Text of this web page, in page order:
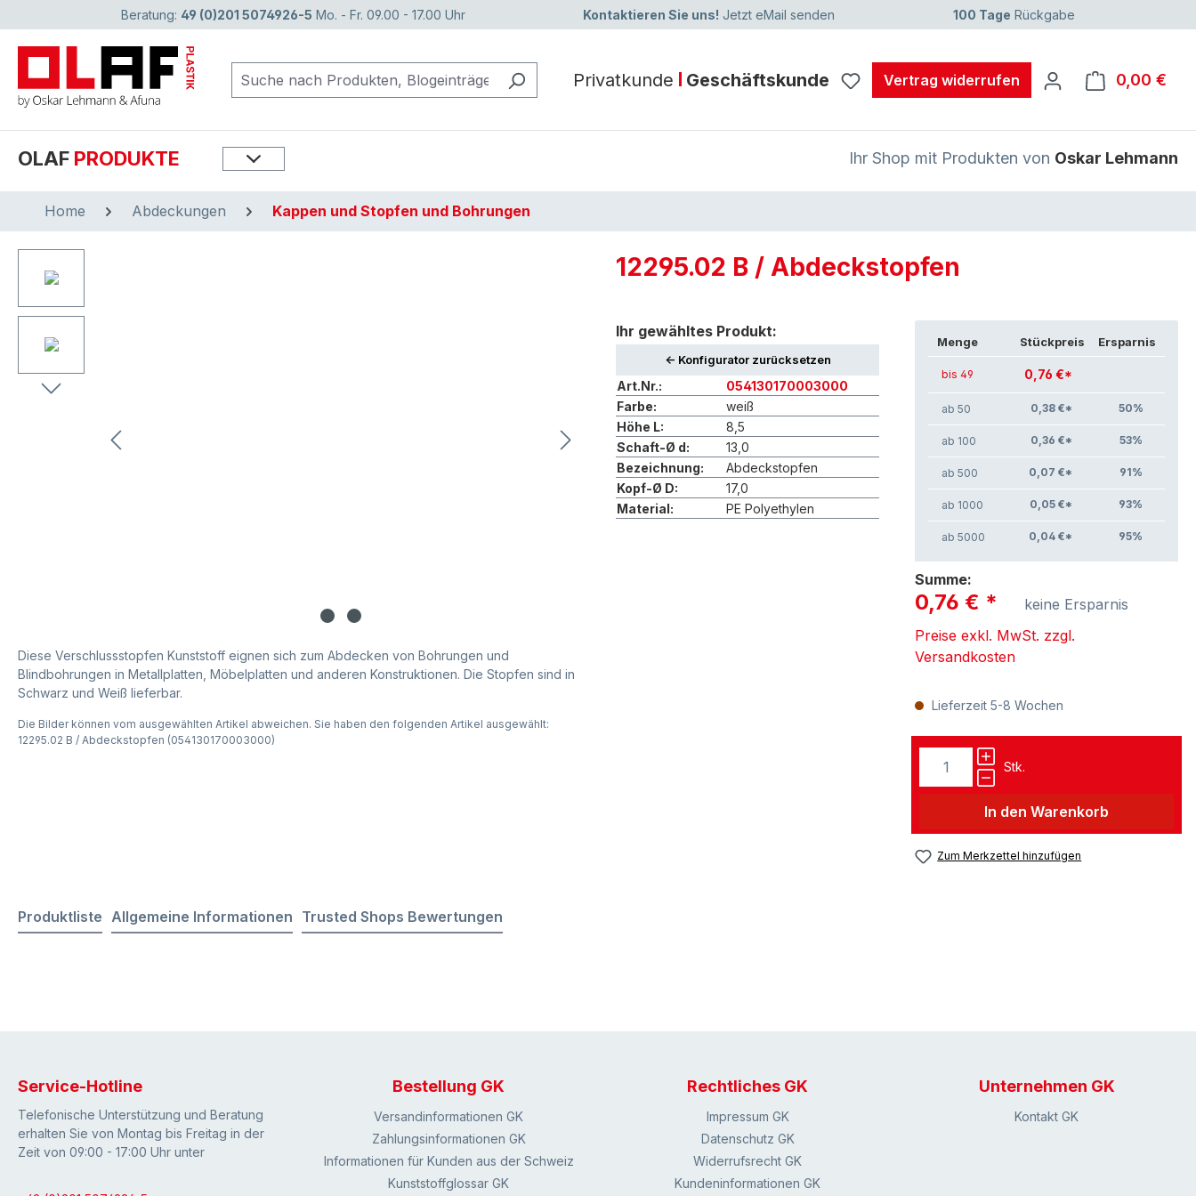
Zur Hauptnavigation springen
Beratung: 49 (0)201 5074926-5 Mo. - Fr. 09.00 - 17.00 Uhr Kontaktieren Sie uns! Jetzt eMail senden 100 Tage Rückgabe
Privatkunde Geschäftskunde Vertrag widerrufen 0,00 €
OLAF PRODUKTE Ihr Shop mit Produkten von Oskar Lehmann
Home Abdeckungen Kappen und Stopfen und Bohrungen
Diese Verschlussstopfen Kunststoff eignen sich zum Abdecken von Bohrungen und
Blindbohrungen in Metallplatten, Möbelplatten und anderen Konstruktionen. Die Stopfen sind in
Schwarz und Weiß lieferbar.
Die Bilder können vom ausgewählten Artikel abweichen. Sie haben den folgenden Artikel ausgewählt:
12295.02 B / Abdeckstopfen (054130170003000)
12295.02 B / Abdeckstopfen
Ihr gewähltes Produkt:
<- Konfigurator zurücksetzen
Art.Nr.:
054130170003000
Farbe:
weiß
Höhe L:
8,5
Schaft-Ø d:
13,0
Bezeichnung:
Abdeckstopfen
Kopf-Ø D:
17,0
Material:
PE Polyethylen
Menge Stückpreis Ersparnis
bis 49 0,76 €*
ab 50 0,38 €* 50%
ab 100 0,36 €* 53%
ab 500 0,07 €* 91%
ab 1000 0,05 €* 93%
ab 5000 0,04 €* 95%
Summe:
0,76 € *
keine Ersparnis
Preise exkl. MwSt. zzgl.
Versandkosten
Lieferzeit 5-8 Wochen
Stk.
In den Warenkorb
Zum Merkzettel hinzufügen
Produktliste Allgemeine Informationen Trusted Shops Bewertungen
Service-Hotline
Telefonische Unterstützung und Beratung
erhalten Sie von Montag bis Freitag in der
Zeit von 09:00 - 17:00 Uhr unter
Bestellung GK
Versandinformationen GK
Zahlungsinformationen GK
Informationen für Kunden aus der Schweiz
Kunststoffglossar GK
Rechtliches GK
Impressum GK
Datenschutz GK
Widerrufsrecht GK
Kundeninformationen GK
Unternehmen GK
Kontakt GK